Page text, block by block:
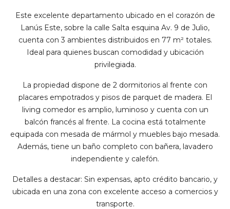
Este excelente departamento ubicado en el corazón de
Lanús Este, sobre la calle Salta esquina Av. 9 de Julio,
cuenta con 3 ambientes distribuidos en 77 m² totales.
Ideal para quienes buscan comodidad y ubicación
privilegiada.
La propiedad dispone de 2 dormitorios al frente con
placares empotrados y pisos de parquet de madera. El
living comedor es amplio, luminoso y cuenta con un
balcón francés al frente. La cocina está totalmente
equipada con mesada de mármol y muebles bajo mesada.
Además, tiene un baño completo con bañera, lavadero
independiente y calefón.
Detalles a destacar: Sin expensas, apto crédito bancario, y
ubicada en una zona con excelente acceso a comercios y
transporte.